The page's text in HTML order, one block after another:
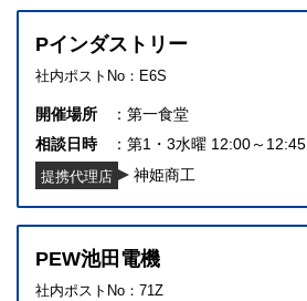
Pインダストリー
社内ポストNo：E6S
開催場所
第一食堂
相談日時
第1・3水曜 12:00～12:45
提携代理店 神姫商工
PEW池田電機
社内ポストNo：71Z